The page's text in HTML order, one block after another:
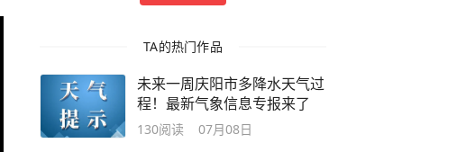
TA的热门作品
未来一周庆阳市多降水天气过
程！最新气象信息专报来了
130阅读 07月08日